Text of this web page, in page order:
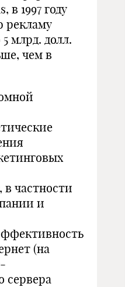
в 1997 году
рекламу
млрд. долл.
чем в
в частности
и
(на
сервера